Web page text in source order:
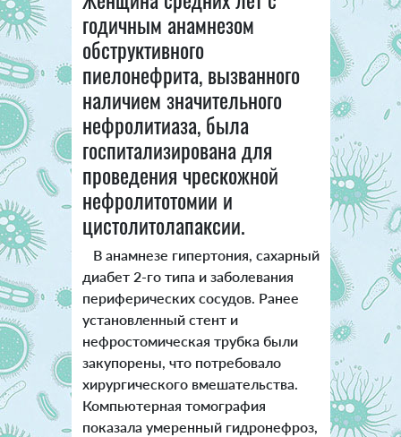
годичным анамнезом
обструктивного
пиелонефрита, вызванного
наличием значительного
нефролитиаза, была
госпитализирована для
проведения чрескожной
нефролитотомии и
цистолитолапаксии.
В анамнезе гипертония, сахарный
диабет 2-го типа и заболевания
периферических сосудов. Ранее
установленный стент и
нефростомическая трубка были
закупорены, что потребовало
хирургического вмешательства.
Компьютерная томография
показала умеренный гидронефроз,